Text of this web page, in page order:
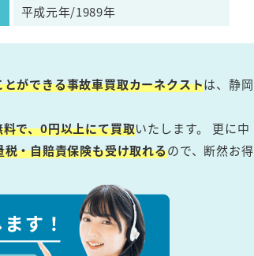
平成元年/1989年
ができる事故車買取カーネクストは、静岡
で、0円以上にて買取いたします。 更に中
・自賠責保険も受け取れるので、断然お得